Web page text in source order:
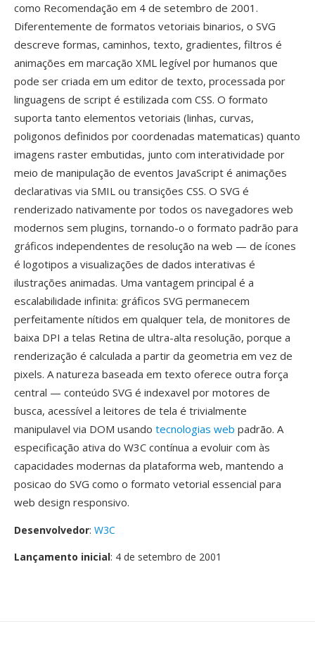
como Recomendação em 4 de setembro de 2001.
Diferentemente de formatos vetoriais binarios, o SVG
descreve formas, caminhos, texto, gradientes, filtros é
animações em marcação XML legível por humanos que
pode ser criada em um editor de texto, processada por
linguagens de script é estilizada com CSS. O formato
suporta tanto elementos vetoriais (linhas, curvas,
poligonos definidos por coordenadas matematicas) quanto
imagens raster embutidas, junto com interatividade por
meio de manipulação de eventos JavaScript é animações
declarativas via SMIL ou transições CSS. O SVG é
renderizado nativamente por todos os navegadores web
modernos sem plugins, tornando-o o formato padrão para
gráficos independentes de resolução na web — de ícones
é logotipos a visualizações de dados interativas é
ilustrações animadas. Uma vantagem principal é a
escalabilidade infinita: gráficos SVG permanecem
perfeitamente nítidos em qualquer tela, de monitores de
baixa DPI a telas Retina de ultra-alta resolução, porque a
renderização é calculada a partir da geometria em vez de
pixels. A natureza baseada em texto oferece outra força
central — conteúdo SVG é indexavel por motores de
busca, acessível a leitores de tela é trivialmente
manipulavel via DOM usando tecnologias web padrão. A
especificação ativa do W3C contínua a evoluir com às
capacidades modernas da plataforma web, mantendo a
posicao do SVG como o formato vetorial essencial para
web design responsivo.
Desenvolvedor: W3C
Lançamento inicial: 4 de setembro de 2001